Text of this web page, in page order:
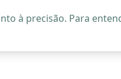
à precisão. Para